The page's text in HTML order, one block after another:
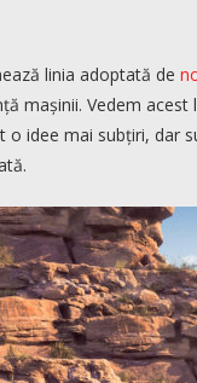
linia adoptată de
mașinii. Vedem acest
o idee mai subțiri, dar